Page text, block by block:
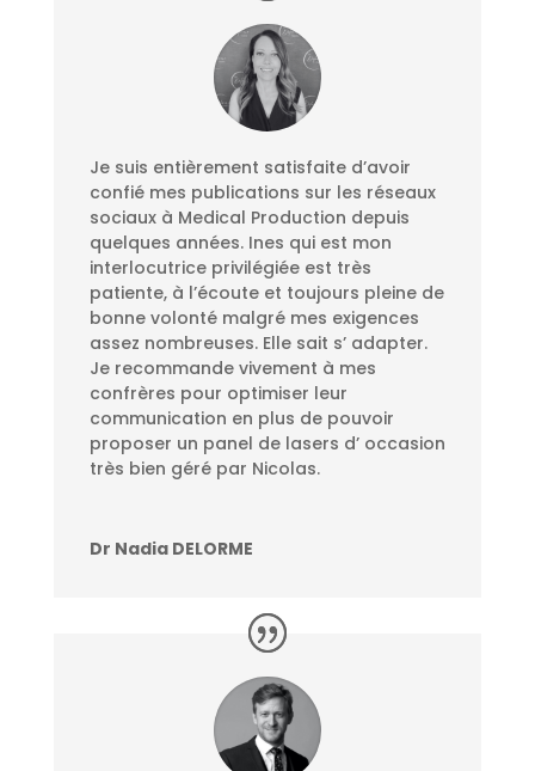
Je suis entièrement satisfaite d’avoir
confié mes publications sur les réseaux
sociaux à Medical Production depuis
quelques années. Ines qui est mon
interlocutrice privilégiée est très
patiente, à l’écoute et toujours pleine de
bonne volonté malgré mes exigences
assez nombreuses. Elle sait s’ adapter.
Je recommande vivement à mes
confrères pour optimiser leur
communication en plus de pouvoir
proposer un panel de lasers d’ occasion
très bien géré par Nicolas.
Dr Nadia DELORME